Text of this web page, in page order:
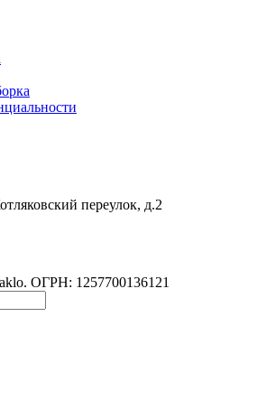
переулок, д.2
ОГРН: 1257700136121